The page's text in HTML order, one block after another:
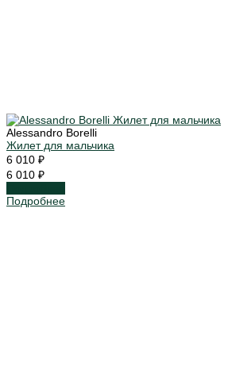
Alessandro Borelli
Жилет для мальчика
6 010 ₽
6 010 ₽
Подробнее